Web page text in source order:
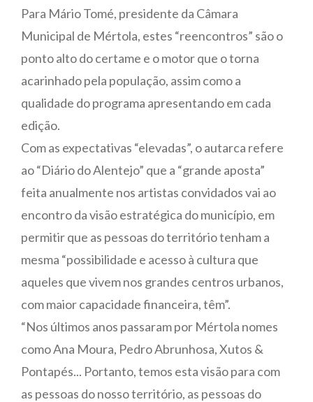
Para Mário Tomé, presidente da Câmara
Municipal de Mértola, estes “reencontros” são o
ponto alto do certame e o motor que o torna
acarinhado pela população, assim como a
qualidade do programa apresentando em cada
edição.
Com as expectativas “elevadas”, o autarca refere
ao “Diário do Alentejo” que a “grande aposta”
feita anualmente nos artistas convidados vai ao
encontro da visão estratégica do município, em
permitir que as pessoas do território tenham a
mesma “possibilidade e acesso à cultura que
aqueles que vivem nos grandes centros urbanos,
com maior capacidade financeira, têm”.
“Nos últimos anos passaram por Mértola nomes
como Ana Moura, Pedro Abrunhosa, Xutos &
Pontapés... Portanto, temos esta visão para com
as pessoas do nosso território, as pessoas do